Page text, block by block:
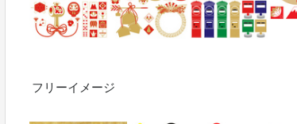
フリーイメージ